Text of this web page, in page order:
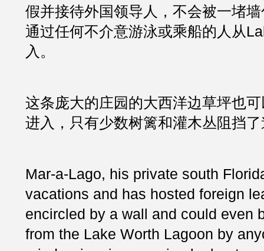
假并接待外国领导人，不会被一堵
通过任何不介意游泳或乘船的人从
入。
这条庞大的庄园的大西洋边草坪也
进入，只有少数树篱和灌木丛阻挡了
Mar-a-Lago, his private south
vacations and has hosted foreign
encircled by a wall and could even
from the Lake Worth Lagoon by